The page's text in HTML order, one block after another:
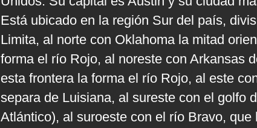
Está ubicado en la región Sur del país,
Limita, al norte con Oklahoma la mitad
forma el río Rojo, al noreste con Arkansas
esta frontera la forma el río Rojo, al este
separa de Luisiana, al sureste con el golfo
Atlántico), al suroeste con el río Bravo, que